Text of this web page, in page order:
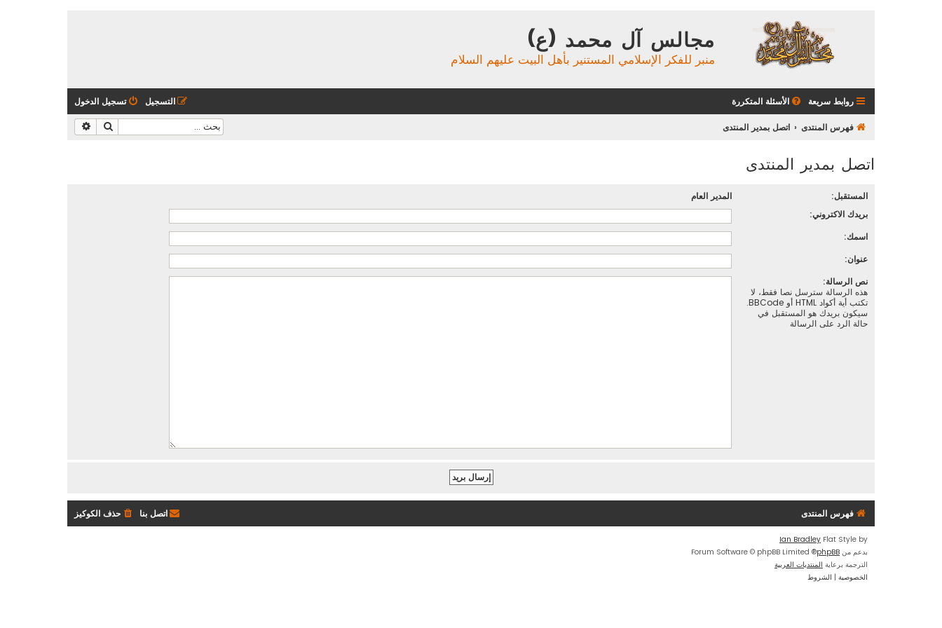
مجالس آل محمد (ع)
منبر للفكر الإسلامي المستنير بأهل البيت عليهم السلام
روابط سريعة الأسئلة المتكررة تسجيل الدخول التسجيل
فهرس المنتدى اتصل بمدير المنتدى بحث
اتصل بمدير المنتدى
المستقبل:
المدير العام
بريدك الاكتروني:
اسمك:
عنوان:
نص الرسالة:
هذه الرسالة سترسل نصا فقط، لا
تكتب أية أكواد HTML أو BBCode.
سيكون بريدك هو المستقبل في
حالة الرد على الرسالة
فهرس المنتدى حذف الكوكيز اتصل بنا
Flat Style by
Ian Bradley
بدعم من phpBB
® Forum Software © phpBB Limited
الترجمة برعاية المنتديات العربية
الخصوصية | الشروط